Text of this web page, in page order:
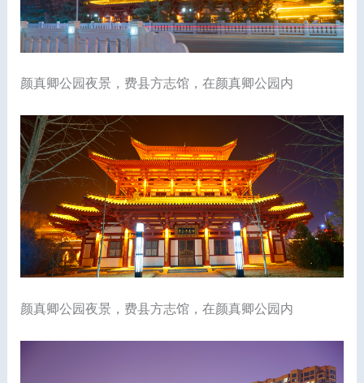
颜真卿公园夜景，费县方志馆，在颜真卿公园内
颜真卿公园夜景，费县方志馆，在颜真卿公园内